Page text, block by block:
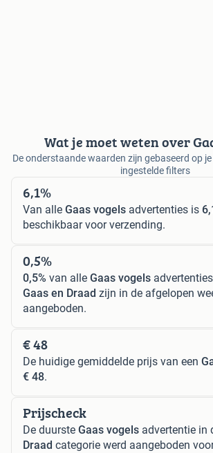
Wat je moet weten over
De onderstaande waarden zijn gebaseerd op
ingestelde filters
6,1%
Van alle Gaas vogels advertenties is
beschikbaar voor verzending.
0,5%
0,5% van alle Gaas vogels
Gaas en Draad zijn in de afgelopen
aangeboden.
€ 48
De huidige gemiddelde prijs van een
€ 48.
Prijscheck
De duurste Gaas vogels advertentie in
Draad categorie werd aangeboden